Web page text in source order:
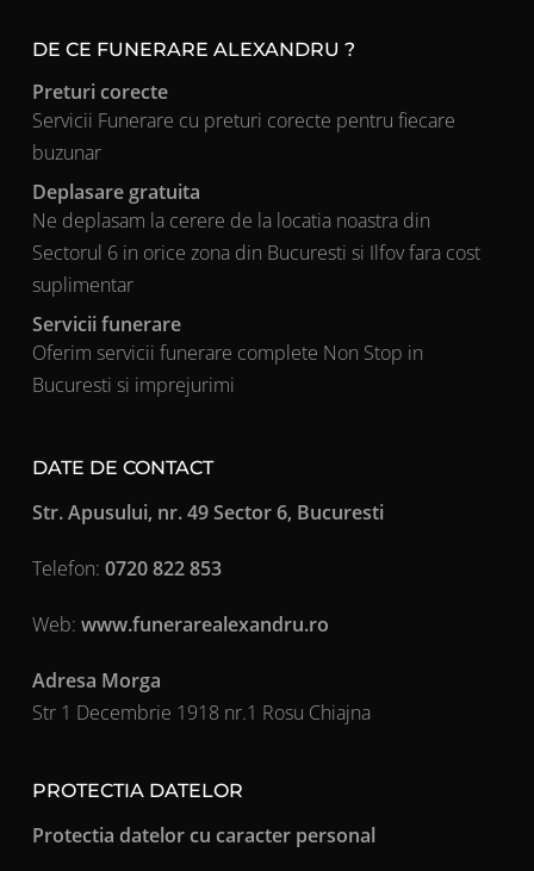
DE CE FUNERARE ALEXANDRU ?
Preturi corecte
Servicii Funerare cu preturi corecte pentru fiecare
buzunar
Deplasare gratuita
Ne deplasam la cerere de la locatia noastra din
Sectorul 6 in orice zona din Bucuresti si Ilfov fara cost
suplimentar
Servicii funerare
Oferim servicii funerare complete Non Stop in
Bucuresti si imprejurimi
DATE DE CONTACT
Str. Apusului, nr. 49 Sector 6, Bucuresti
Telefon: 0720 822 853
Web: www.funerarealexandru.ro
Adresa Morga
Str 1 Decembrie 1918 nr.1 Rosu Chiajna
PROTECTIA DATELOR
Protectia datelor cu caracter personal